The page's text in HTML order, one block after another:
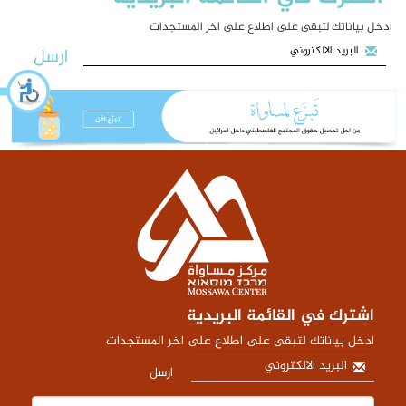
ادخل بياناتك لتبقى على اطلاع على اخر المستجدات
ارسل
اشترك في القائمة البريدية
ادخل بياناتك لتبقى على اطلاع على اخر المستجدات
ارسل